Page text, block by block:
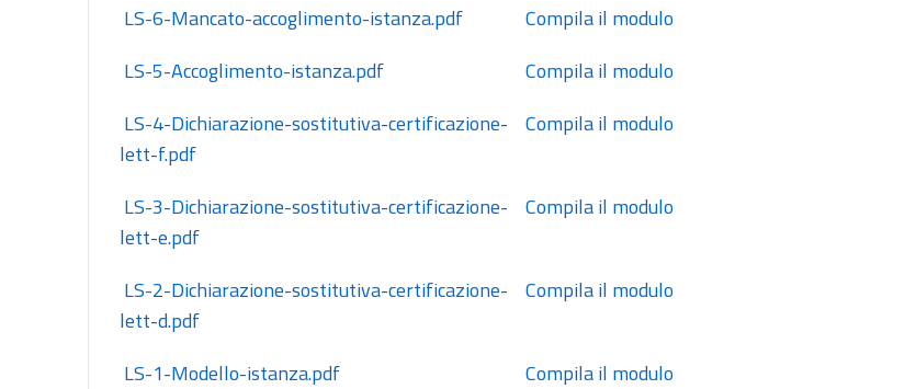
LS-6-Mancato-accoglimento-istanza.pdf
Compila il modulo
LS-5-Accoglimento-istanza.pdf
Compila il modulo
lett-f.pdf
Compila il modulo
lett-e.pdf
Compila il modulo
lett-d.pdf
Compila il modulo
LS-1-Modello-istanza.pdf Compila il modulo